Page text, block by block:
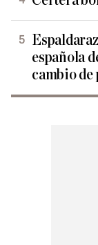
española
cambio de